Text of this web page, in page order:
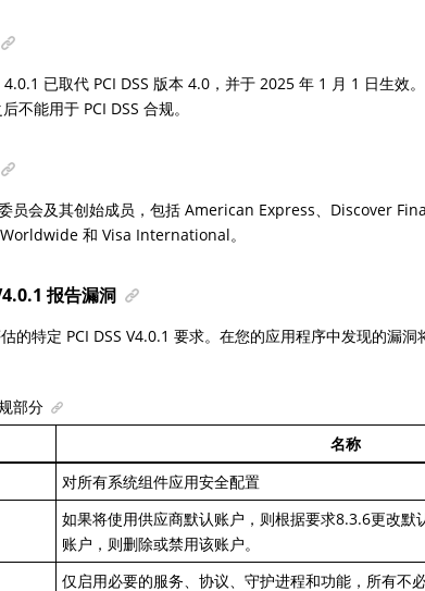
4.0.1 已取代 PCI DSS 版本 4.0，并于 2025 年 1 月 1 日生效
不能用于 PCI DSS 合规。
员会及其创始成员，包括 American Express、Discover
和 Visa International。
报告漏洞
的特定 PCI DSS V4.0.1 要求。在您的应用程序中发现的漏洞
部分
名称
对所有系统组件应用安全配置
如果将使用供应商默认账户，则根据要求8.3.6更改默
账户，则删除或禁用该账户。
仅启用必要的服务、协议、守护进程和功能，所有不